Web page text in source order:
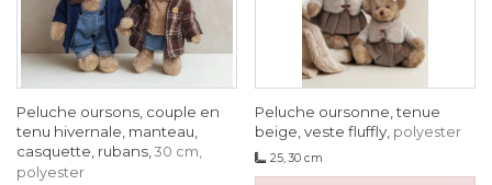
Peluche oursons, couple en
tenu hivernale, manteau,
casquette, rubans, 30 cm,
polyester
Peluche oursonne, tenue
beige, veste fluffly, polyester
25, 30 cm